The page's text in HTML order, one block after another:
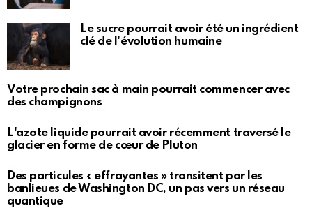
Le sucre pourrait avoir été un ingrédient
clé de l'évolution humaine
Votre prochain sac à main pourrait commencer avec
des champignons
L'azote liquide pourrait avoir récemment traversé le
glacier en forme de cœur de Pluton
Des particules « effrayantes » transitent par les
banlieues de Washington DC, un pas vers un réseau
quantique